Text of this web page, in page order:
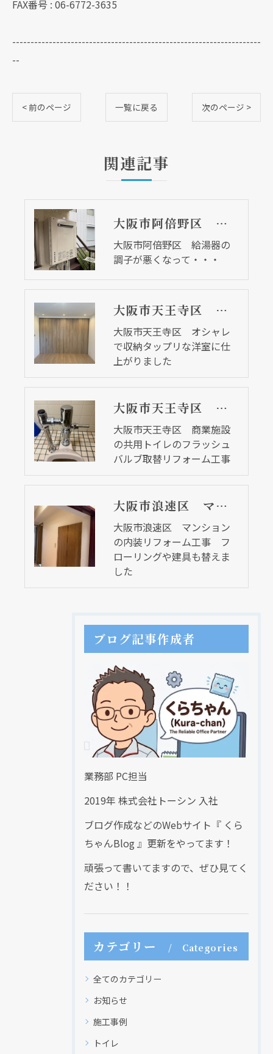
FAX番号 : 06-6772-3635
--------------------------------------------------------------------
--
< 前のページ 一覧に戻る 次のページ >
関連記事
大阪市阿倍野区 給湯器の調子が悪くなって・・・
大阪市阿倍野区 給湯器の
調子が悪くなって・・・
大阪市天王寺区 オシャレで収納タップリな洋室に仕上がりました
大阪市天王寺区 オシャレ
で収納タップリな洋室に仕
上がりました
大阪市天王寺区 商業施設の共用トイレのフラッシュバルブ取替リフォーム工事
大阪市天王寺区 商業施設
の共用トイレのフラッシュ
バルブ取替リフォーム工事
大阪市浪速区 マンションの内装リフォーム工事 フローリングや建具も替えました
大阪市浪速区 マンション
の内装リフォーム工事 フ
ローリングや建具も替えま
した
ブログ記事作成者
業務部 PC担当
2019年 株式会社トーシン 入社
ブログ作成などのWebサイト『 くら
ちゃんBlog 』更新をやってます！
頑張って書いてますので、ぜひ見てく
ださい！！
カテゴリー Categories
全てのカテゴリー
お知らせ
施工事例
トイレ